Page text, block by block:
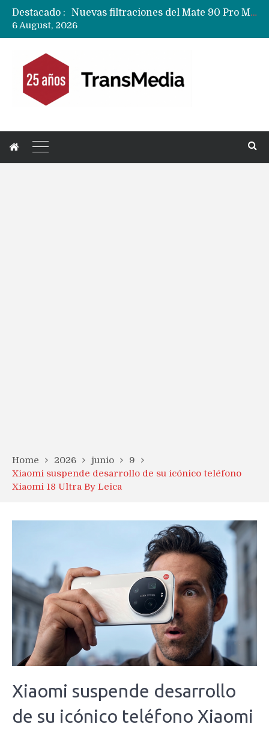
Destacado :
Nuevas filtraciones del Mate 90 Pro Max apuntan a potenciar las cámaras y pantalla OLED doble capa
6 August, 2026
Home 2026 junio
9
Xiaomi suspende desarrollo de su icónico teléfono
Xiaomi 18 Ultra By Leica
Xiaomi suspende desarrollo
de su icónico teléfono Xiaomi